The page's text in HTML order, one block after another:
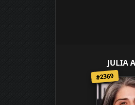
JULIA
#2369